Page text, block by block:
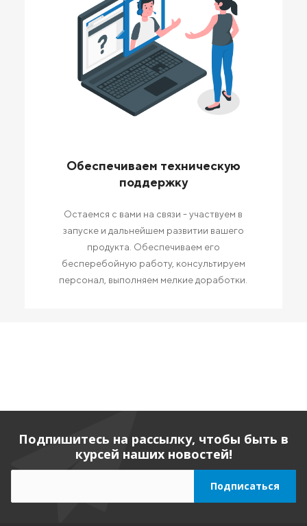
Обеспечиваем техническую
поддержку
Остаемся с вами на связи - участвуем в
запуске и дальнейшем развитии вашего
продукта. Обеспечиваем его
бесперебойную работу, консультируем
персонал, выполняем мелкие доработки.
Подпишитесь на рассылку, чтобы быть в
курсей наших новостей!